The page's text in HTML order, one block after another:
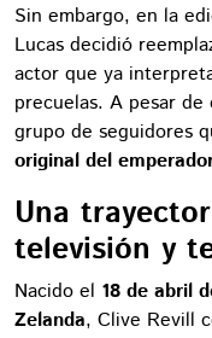
Sin embargo, en la
Lucas decidió
actor que ya
precuelas. A pesar
grupo de seguidores
original del
Una
televisión y
Nacido el 18 de abril
Zelanda, Clive Revill